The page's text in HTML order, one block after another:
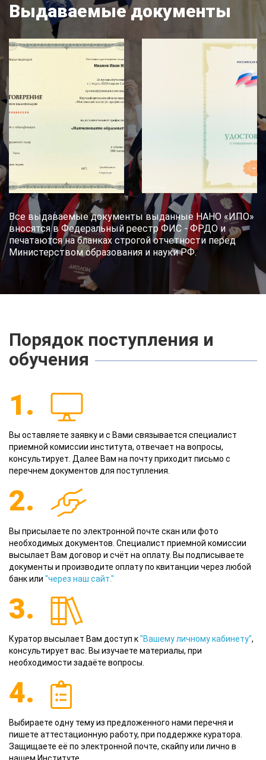
Выдаваемые документы
Все выдаваемые документы выданные НАНО «ИПО»
вносятся в Федеральный реестр ФИС - ФРДО и
печатаются на бланках строгой отчетности перед
Министерством образования и науки РФ.
Порядок поступления и
обучения
1.
Вы оставляете заявку и с Вами связывается специалист
приемной комиссии института, отвечает на вопросы,
консультирует. Далее Вам на почту приходит письмо с
перечнем документов для поступления.
2.
Вы присылаете по электронной почте скан или фото
необходимых документов. Специалист приемной комиссии
высылает Вам договор и счёт на оплату. Вы подписываете
документы и производите оплату по квитанции через любой
банк или "через наш сайт."
3.
Куратор высылает Вам доступ к"Вашему личному кабинету",
консультирует вас. Вы изучаете материалы, при
необходимости задаёте вопросы.
4.
Выбираете одну тему из предложенного нами перечня и
пишете аттестационную работу, при поддержке куратора.
Защищаете её по электронной почте, скайпу или лично в